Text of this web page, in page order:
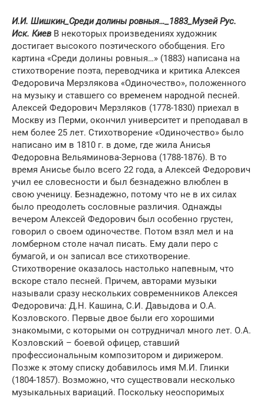
И.И. Шишкин_Среди долины ровныя…_1883_Музей Рус.
Иск. КиевВ некоторых произведениях художник
достигает высокого поэтического обобщения. Его
картина «Среди долины ровныя…» (1883) написана на
стихотворение поэта, переводчика и критика Алексея
Федоровича Мерзлякова «Одиночество», положенного
на музыку и ставшего со временем народной песней.
Алексей Федорович Мерзляков (1778-1830) приехал в
Москву из Перми, окончил университет и преподавал в
нем более 25 лет. Стихотворение «Одиночество» было
написано им в 1810 г. в доме, где жила Анисья
Федоровна Вельяминова-Зернова (1788-1876). В то
время Анисье было всего 22 года, а Алексей Федорович
учил ее словесности и был безнадежно влюблен в
свою ученицу. Безнадежно, потому что не в их силах
было преодолеть сословные различия. Однажды
вечером Алексей Федорович был особенно грустен,
говорил о своем одиночестве. Потом взял мел и на
ломберном столе начал писать. Ему дали перо с
бумагой, и он записал все стихотворение.
Стихотворение оказалось настолько напевным, что
вскоре стало песней. Причем, авторами музыки
называли сразу нескольких современников Алексея
Федоровича: Д.Н. Кашина, С.И. Давыдова и О.А.
Козловского. Первые двое были его хорошими
знакомыми, с которыми он сотрудничал много лет. О.А.
Козловский – боевой офицер, ставший
профессиональным композитором и дирижером.
Позже к этому списку добавилось имя М.И. Глинки
(1804-1857). Возможно, что существовали несколько
музыкальных вариаций. Поскольку неоспоримых